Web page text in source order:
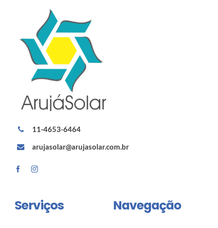
11-4653-6464
arujasolar@arujasolar.com.br
Serviços Navegação